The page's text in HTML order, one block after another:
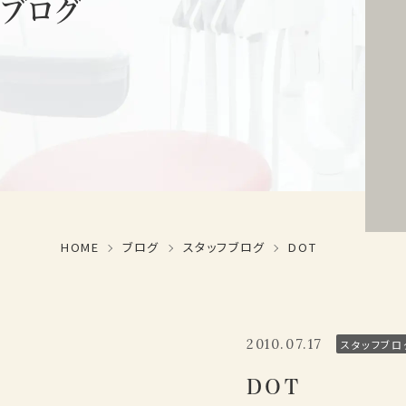
ブログ
HOME ブログ スタッフブログ DOT
2010.07.17 スタッフブロ
DOT